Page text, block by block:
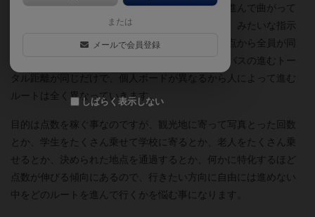
カードが１枚めくられると、１進む／２進む／１進んで曲がって
１進む／１進んで曲がって１進んでさらに曲がる、みたいな指示
が出るので、テキトーに決めた各自のスタート地点から全員が同
じ条件で進んでいき…いや、同じ条件といってもバスの進むトー
タル距離が同じだけで、個人ボードが異なるから人によって進む
ルートは全く異なっていきます。
目的は点数を稼ぐ事なのですが、観光地に寄って写真とった回数
とか、学生をたくさん乗せて学校に寄るとか、老人をたくさん乗
せるとか、決められた地点を通過するとか、何かに特化するほど
点数が伸びる傾向にあるので、行きたい方向に自由には進めない
中をどのルートを進んで行くかを悩む事になります。
または
メールで会員登録
しばらく表示しない